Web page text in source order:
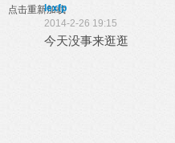
点击重新加载
lexfp
2014-2-26 19:15
今天没事来逛逛